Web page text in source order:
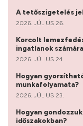
A tetőszigetelés
2026. JÚLIUS 26.
Korcolt
ingatlanok számára
2026. JÚLIUS 24.
Hogyan
munkafolyamata?
2026. JÚLIUS 23.
Hogyan
időszakokban?